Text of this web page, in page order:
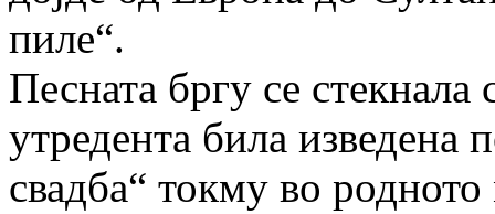
пиле“.
Песната бргу се
утредента била изведена
свадба“ токму во